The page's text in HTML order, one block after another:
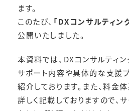
ます。
このたび、 「DXコンサルティン
公開いたしました。
本資料では、DXコンサルティ
サポート内容や具体的な支援
紹介しております。また、料金
詳しく記載しておりますので、